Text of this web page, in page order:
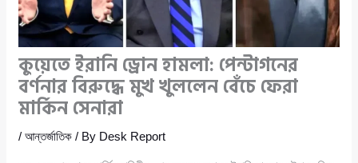
কুয়েতে ইরানি ড্রোন হামলা: পেন্টাগনের
বর্ণনার বিরুদ্ধে মুখ খুললেন বেঁচে ফেরা
মার্কিন সেনারা
/আন্তর্জাতিক / By Desk Report